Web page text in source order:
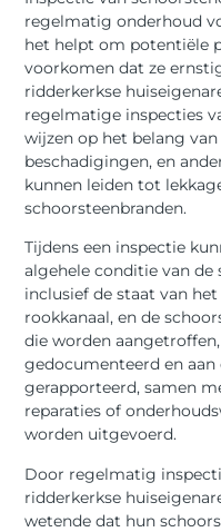
regelmatig onderhoud
het helpt om potentiële
voorkomen dat ze
ridderkerkse
regelmatige inspecties
wijzen op het belang
beschadigingen, en
kunnen leiden tot
schoorsteenbranden.
Tijdens een inspectie
algehele conditie van de
inclusief de staat van
rookkanaal, en de
die worden
gedocumenteerd en
gerapporteerd, samen
reparaties of
worden uitgevoerd.
Door regelmatig
ridderkerkse
wetende dat hun